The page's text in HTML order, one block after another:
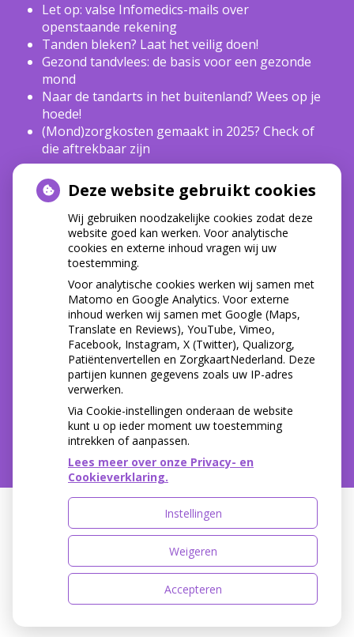
Let op: valse Infomedics-mails over
openstaande rekening
Tanden bleken? Laat het veilig doen!
Gezond tandvlees: de basis voor een gezonde
mond
Naar de tandarts in het buitenland? Wees op je
hoede!
(Mond)zorgkosten gemaakt in 2025? Check of
die aftrekbaar zijn
HOE GEZOND IS JE MOND?
Uw Zorg Online|Beheer
Privacy verklaring Cookie-instellingen Voorwaarden
Deze website gebruikt cookies
Wij gebruiken noodzakelijke cookies zodat deze
website goed kan werken. Voor analytische
cookies en externe inhoud vragen wij uw
toestemming.
Voor analytische cookies werken wij samen met
Matomo en Google Analytics. Voor externe
inhoud werken wij samen met Google (Maps,
Translate en Reviews), YouTube, Vimeo,
Facebook, Instagram, X (Twitter), Qualizorg,
Patiëntenvertellen en ZorgkaartNederland. Deze
partijen kunnen gegevens zoals uw IP-adres
verwerken.
Via Cookie-instellingen onderaan de website
kunt u op ieder moment uw toestemming
intrekken of aanpassen.
Lees meer over onze Privacy- en
Cookieverklaring.
Instellingen
Weigeren
Accepteren